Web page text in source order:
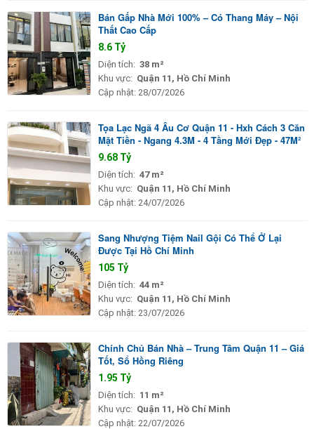
Bán Gấp Nhà Mới 100% – Có Thang Máy – Nội
Thất Cao Cấp
8.6 Tỷ
Diện tích: 38 m²
Khu vực: Quận 11, Hồ Chí Minh
Cập nhật: 28/07/2026
Tọa Lạc Ngã 4 Âu Cơ Quận 11 - Hxh Cách 3 Căn
Mặt Tiền - Ngang 4.3M - 4 Tầng Mới Đẹp - 47M²
9.68 Tỷ
Diện tích: 47 m²
Khu vực: Quận 11, Hồ Chí Minh
Cập nhật: 24/07/2026
Sang Nhượng Tiệm Nail Gội Có Thể Ở Lại
Được Tại Hồ Chí Minh
105 Tỷ
Diện tích: 44 m²
Khu vực: Quận 11, Hồ Chí Minh
Cập nhật: 23/07/2026
Chính Chủ Bán Nhà – Trung Tâm Quận 11 – Giá
Tốt, Sổ Hồng Riêng
1.95 Tỷ
Diện tích: 11 m²
Khu vực: Quận 11, Hồ Chí Minh
Cập nhật: 22/07/2026